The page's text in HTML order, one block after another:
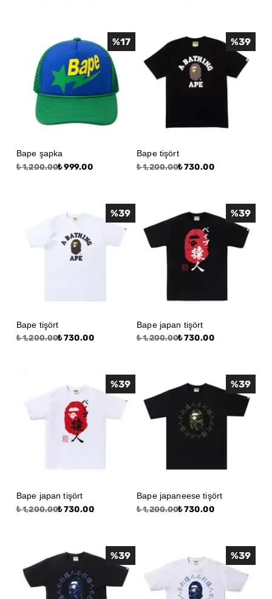
Bape şapka
₺ 1,200.00₺ 999.00
%17
Bape tişört
₺ 1,200.00₺ 730.00
%39
Bape tişört
₺ 1,200.00₺ 730.00
%39
Bape japan tişört
₺ 1,200.00₺ 730.00
%39
Bape japan tişört
₺ 1,200.00₺ 730.00
%39
Bape japaneese tişört
₺ 1,200.00₺ 730.00
%39
%39 %39